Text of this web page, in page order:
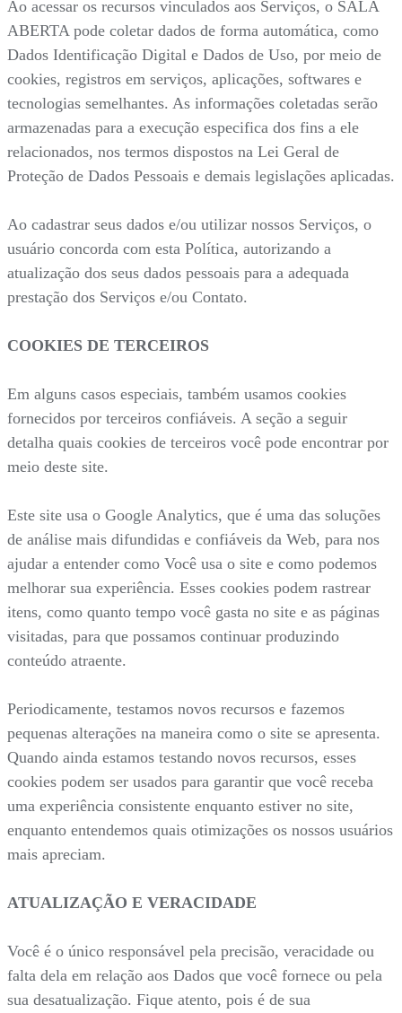
Ao acessar os recursos vinculados aos Serviços, o SALA
ABERTA pode coletar dados de forma automática, como
Dados Identificação Digital e Dados de Uso, por meio de
cookies, registros em serviços, aplicações, softwares e
tecnologias semelhantes. As informações coletadas serão
armazenadas para a execução especifica dos fins a ele
relacionados, nos termos dispostos na Lei Geral de
Proteção de Dados Pessoais e demais legislações aplicadas.
Ao cadastrar seus dados e/ou utilizar nossos Serviços, o
usuário concorda com esta Política, autorizando a
atualização dos seus dados pessoais para a adequada
prestação dos Serviços e/ou Contato.
COOKIES DE TERCEIROS
Em alguns casos especiais, também usamos cookies
fornecidos por terceiros confiáveis. A seção a seguir
detalha quais cookies de terceiros você pode encontrar por
meio deste site.
Este site usa o Google Analytics, que é uma das soluções
de análise mais difundidas e confiáveis da Web, para nos
ajudar a entender como Você usa o site e como podemos
melhorar sua experiência. Esses cookies podem rastrear
itens, como quanto tempo você gasta no site e as páginas
visitadas, para que possamos continuar produzindo
conteúdo atraente.
Periodicamente, testamos novos recursos e fazemos
pequenas alterações na maneira como o site se apresenta.
Quando ainda estamos testando novos recursos, esses
cookies podem ser usados para garantir que você receba
uma experiência consistente enquanto estiver no site,
enquanto entendemos quais otimizações os nossos usuários
mais apreciam.
ATUALIZAÇÃO E VERACIDADE
Você é o único responsável pela precisão, veracidade ou
falta dela em relação aos Dados que você fornece ou pela
sua desatualização. Fique atento, pois é de sua